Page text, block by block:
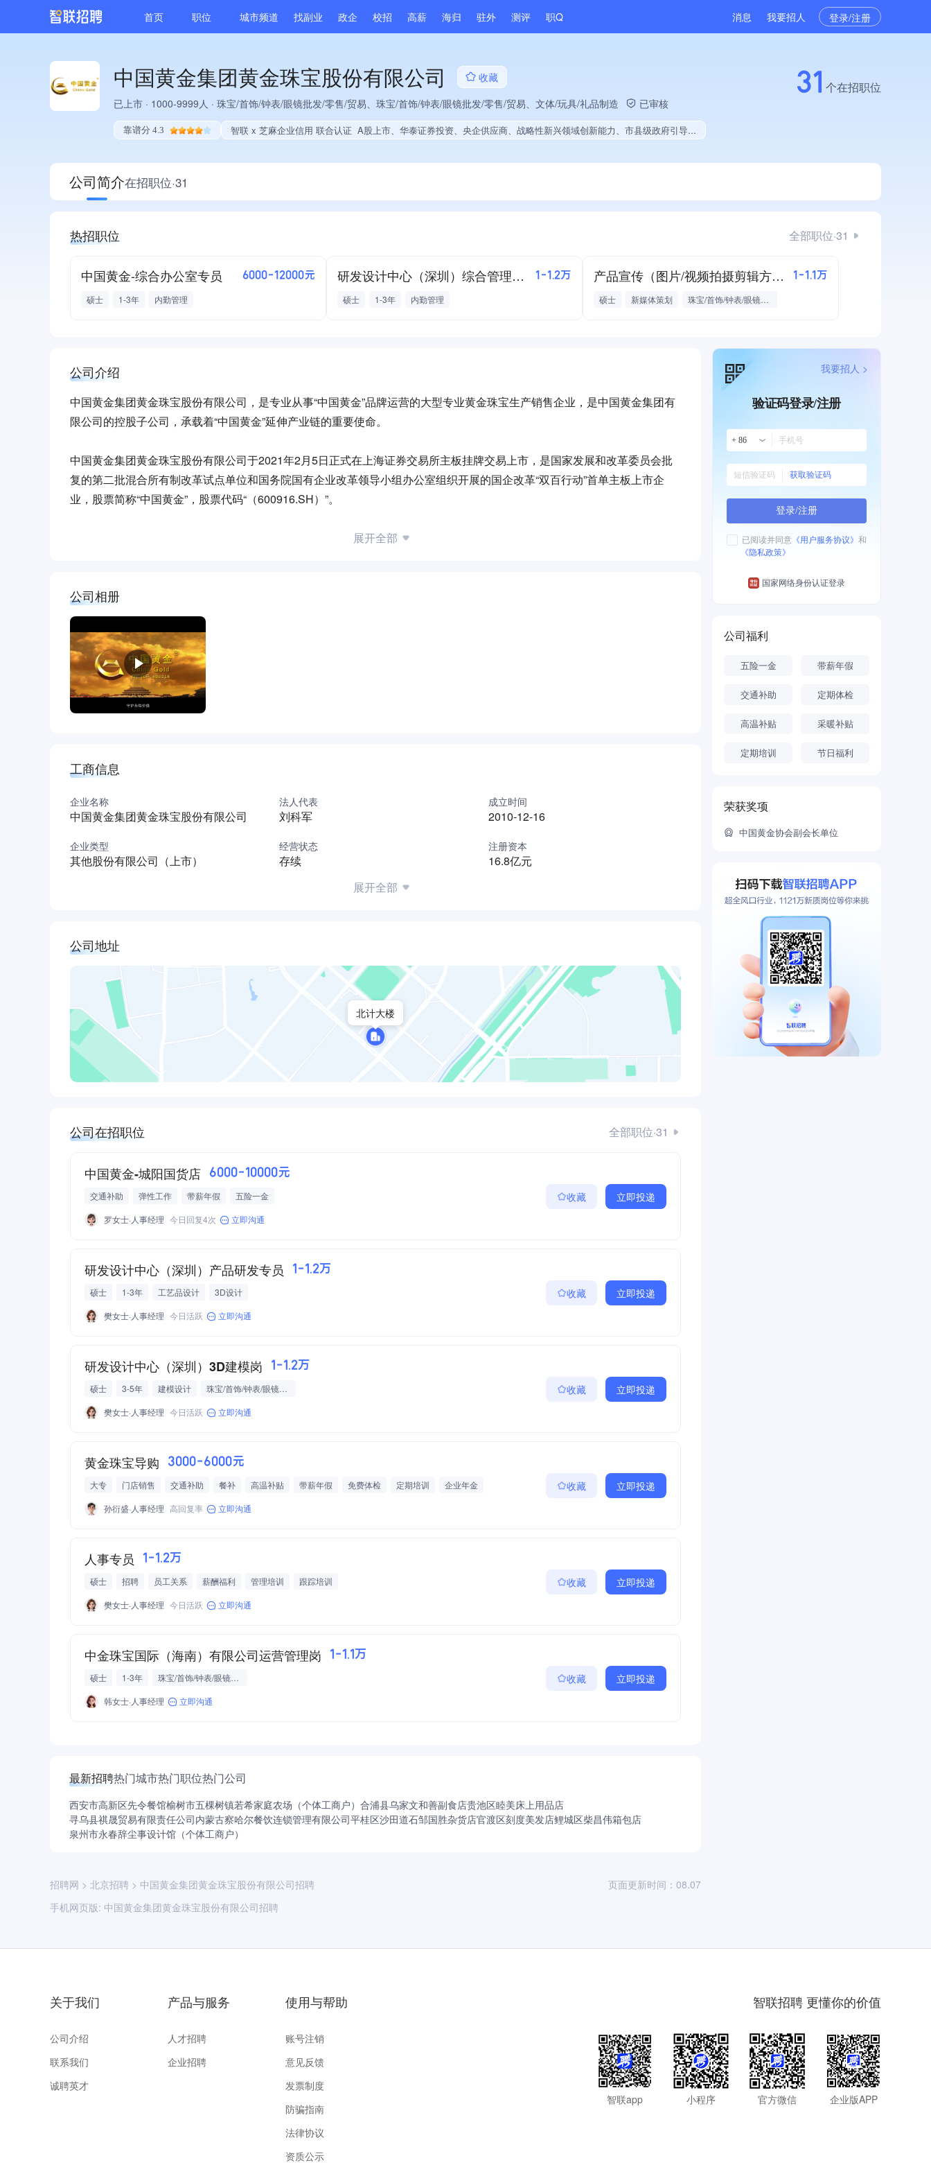
首页 职位 城市频道 找副业 政企 校招 高薪 海归 驻外 测评 职Q 消息 我要招人 登录/注册
中国黄金集团黄金珠宝股份有限公司
收藏
已上市 · 1000-9999人 · 珠宝/首饰/钟表/眼镜批发/零售/贸易、珠宝/首饰/钟表/眼镜批发/零售/贸易、文体/玩具/礼品制造 已审核
靠谱分 4.3 智联 x 芝麻企业信用 联合认证 A股上市、华泰证券投资、央企供应商、战略性新兴领域创新能力、市县级政府引导基金投资、绝对控股13家公司、薪资水平全省同行前50%、旗下品牌同行前5%、A级纳税人、多产业布局、拥有节能环保技术、拥有自主品牌、经营年限全国同行前10%、集团核心成员、权威管理体系认证、大学生就业贡献、拥有专利、拥有绿色资质、拥有多项作品、美术作品创作量位于同行前10%
31 个在招职位
公司简介在招职位·31
热招职位 全部职位·31
中国黄金-综合办公室专员 6000-12000元
硕士 1-3年 内勤管理
研发设计中心（深圳）综合管理专员 1-1.2万
硕士 1-3年 内勤管理
产品宣传（图片/视频拍摄剪辑方向） 1-1.1万
硕士 新媒体策划 珠宝/首饰/钟表/眼镜批发/零售/贸易
公司介绍
中国黄金集团黄金珠宝股份有限公司，是专业从事“中国黄金”品牌运营的大型专业黄金珠宝生产销售企业，是中国黄金集团有
限公司的控股子公司，承载着“中国黄金”延伸产业链的重要使命。
中国黄金集团黄金珠宝股份有限公司于2021年2月5日正式在上海证券交易所主板挂牌交易上市，是国家发展和改革委员会批
复的第二批混合所有制改革试点单位和国务院国有企业改革领导小组办公室组织开展的国企改革“双百行动”首单主板上市企
业，股票简称“中国黄金”，股票代码“（600916.SH）”。
2017年通过增资扩股成功引进了中信证券、京东、兴业银行、中融信托、建信信托、越秀产投和浚源资本，涵盖了国内顶尖
中国黄金集团黄金珠宝股份有限公司自创建以来坚持秉承“精诚所至、金石为开”的企业精神，贯彻“冲市场、聚人气、树品牌、
做规模、防风险、提质量、增效益”的企业发展理念，坚持“品牌制胜、渠道制胜、规模制胜、服务制胜”的企业经营理念，奉
行“黄金为民，送福万家”的服务理念，履行“央企为民”的社会责任。
在十几年的经营实践中，中国黄金集团黄金珠宝股份有限公司积极探索、努力创新，逐步成为实物黄金消费和投资领域的创新
者和领导者。从2006年“中国黄金投资金条”正式亮相，到2008年“99999至纯金”的率先推出，从2012年“珍·如金”高端首饰品牌
的完美呈现，到2014年“珍·尚银”快时尚首饰品牌的华丽登场，中国黄金集团黄金珠宝股份有限公司形成以“中国黄金”为母品
牌，“珍﹒如金”和“珍﹒尚银”为子品牌多品牌并举，集设计、加工、批发、零售、服务于一体，直营、加盟、银行、大客户和
卖”的经营模式，在全国已建立30家品牌服务中心和近3000家专卖店，打造出一个全新的黄金珠宝销售帝国。
服务，推出贵金属的投资和定制业务，倾力打造中国黄金B2C网上购物商场平台，切实为消费者提供“愉快、专业、快捷”的新
精诚所至，金石为开。中国黄金集团黄金珠宝股份有限公司继续以“提升中国黄金在投资者和消费者心目中的价值”为使命，为
广大消费者和投资者提供最可信赖的黄金珠宝和钻石产品等服务。
展开全部
公司相册
工商信息
企业名称
中国黄金集团黄金珠宝股份有限公司
法人代表
刘科军
成立时间
2010-12-16
企业类型
其他股份有限公司（上市）
经营状态
存续
注册资本
16.8亿元
展开全部
公司地址
北计大楼
公司在招职位 全部职位·31
中国黄金-城阳国货店 6000-10000元
交通补助 弹性工作 带薪年假
五险一金
罗女士·人事经理 今日回复4次 立即沟通
收藏 立即投递
研发设计中心（深圳）产品研发专员 1-1.2万
硕士 1-3年 工艺品设计
3D设计
樊女士·人事经理 今日活跃 立即沟通
收藏 立即投递
研发设计中心（深圳）3D建模岗 1-1.2万
硕士 3-5年 建模设计
珠宝/首饰/钟表/眼镜批发/零售/贸易
樊女士·人事经理 今日活跃 立即沟通
收藏 立即投递
黄金珠宝导购 3000-6000元
大专 门店销售 交通补助 餐补 高温补贴 带薪年假 免费体检 定期培训
企业年金
意外险
孙衍盛·人事经理 高回复率 立即沟通
收藏 立即投递
人事专员 1-1.2万
硕士 招聘 员工关系 薪酬福利 管理培训
跟踪培训
樊女士·人事经理 今日活跃 立即沟通
收藏 立即投递
中金珠宝国际（海南）有限公司运营管理岗 1-1.1万
硕士 1-3年
珠宝/首饰/钟表/眼镜批发/零售/贸易
韩女士·人事经理
立即沟通
收藏 立即投递
最新招聘热门城市热门职位热门公司
西安市高新区先令餐馆榆树市五棵树镇若希家庭农场（个体工商户） 合浦县乌家文和善副食店贵池区睦美床上用品店
寻乌县祺晟贸易有限责任公司内蒙古察哈尔餐饮连锁管理有限公司平桂区沙田道石邹国胜杂货店官渡区刻度美发店鲤城区柴昌伟箱包店
泉州市永春辞尘事设计馆（个体工商户）
招聘网 > 北京招聘 > 中国黄金集团黄金珠宝股份有限公司招聘
手机网页版: 中国黄金集团黄金珠宝股份有限公司招聘
页面更新时间：08.07
验证码登录/注册
+ 86
获取验证码
登录/注册
已阅读并同意 《用户服务协议》 和
《隐私政策》
国家网络身份认证登录
我要招人 >
公司福利
五险一金 带薪年假
交通补助 定期体检
高温补贴 采暖补贴
定期培训 节日福利
荣获奖项
中国黄金协会副会长单位
关于我们
公司介绍
联系我们
诚聘英才
产品与服务
人才招聘
企业招聘
使用与帮助
账号注销
意见反馈
发票制度
防骗指南
法律协议
资质公示
智联招聘 更懂你的价值
智联app 小程序 官方微信 企业版APP